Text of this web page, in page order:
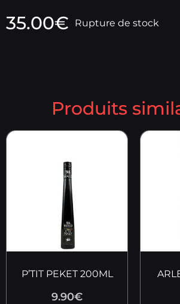
35.00€ Rupture de stock
Produits
P’TIT PEKET 200ML
9.90€